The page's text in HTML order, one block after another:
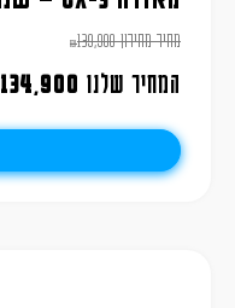
מחיר מחירון ₪139,900
המחיר שלנו 134,900